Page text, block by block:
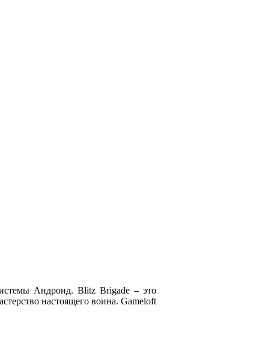
Андроид. Blitz Brigade – это
настоящего воина. Gameloft